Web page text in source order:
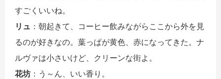
すごくいいね。
リュ ：朝起きて、コーヒー飲みながらここから外を見
るのが好きなの。葉っぱが黄色、赤になってきた。ナ
ルヴァは小さいけど、クリーンな街よ。
花坊 ：う～ん、いい香り。